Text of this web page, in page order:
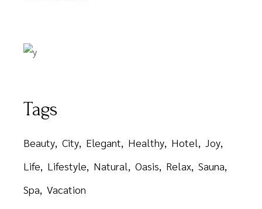
Tags
Beauty City Elegant Healthy Hotel
Joy
Life
Lifestyle Natural Oasis Relax Sauna
Spa Vacation